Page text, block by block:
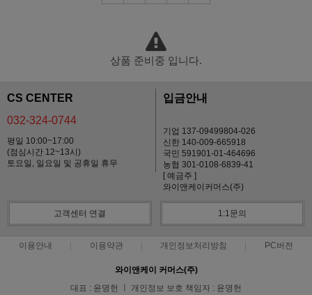
상품 준비중 입니다.
CS CENTER
032-324-0744
평일 10:00~17:00
(점심시간 12~13시)
토요일, 일요일 및 공휴일 휴무
입금안내
기업 137-09499804-026
신한 140-009-665918
국민 591901-01-464696
농협 301-0108-6839-41
[ 예금주 ]
와이앤케이커머스(주)
고객센터 연결 1:1문의
이용안내 이용약관 개인정보처리방침 PC버전
와이앤케이 커머스(주)
대표 : 윤명헌 ㅣ 개인정보 보호 책임자 : 윤명헌